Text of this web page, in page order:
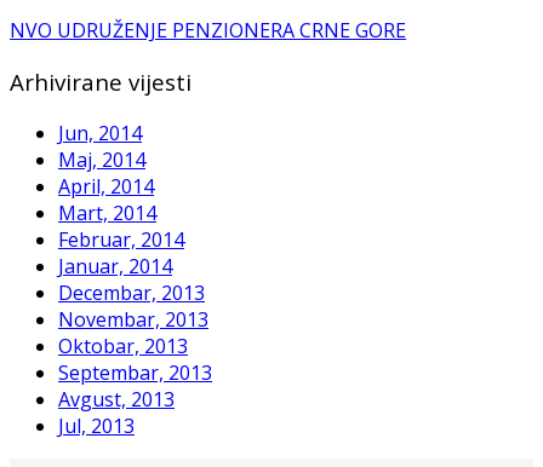
NVO UDRUŽENJE PENZIONERA CRNE GORE
Arhivirane vijesti
Jun, 2014
Maj, 2014
April, 2014
Mart, 2014
Februar, 2014
Januar, 2014
Decembar, 2013
Novembar, 2013
Oktobar, 2013
Septembar, 2013
Avgust, 2013
Jul, 2013